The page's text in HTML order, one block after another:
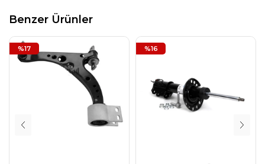
Benzer Ürünler
%17 %16